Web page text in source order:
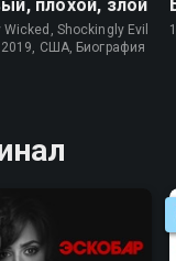
плохой, злой
Shockingly Evil
2019, США, Биография